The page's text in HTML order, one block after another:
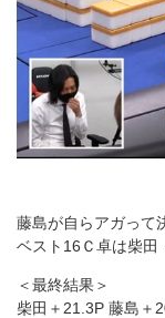
藤島が自らアガって
ベスト16Ｃ卓は柴田
＜最終結果＞
柴田＋21.3P 藤島＋